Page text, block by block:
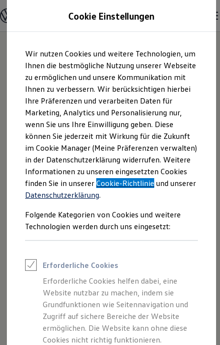
Hauptinhalt
springen
Footer
springen
Modelle und Konfigurator
Konfigurator
Modelle vergleichen
Elektroautos
ENERGY Sondermodelle
Nutzfahrzeuge
SUV und CUV
Familienautos
Kombis
Kompaktwagen
Sportwagen
Schnell verfügbare Fahrzeuge
Angebote und Produkte
Aktuelle Angebote
E-Auto-Förderung
Volkswagen Marktplatz
Die ENERGY Sondermodelle
Junge Gebrauchtwagen und Gebrauchtwagen
Volkswagen Zertifizierte Gebrauchtwagen
Elektromobilität bei Gebrauchtwagen
Saisonangebote
Reifenpakete
Leasing
Leasing-Angebote
Elektroauto Leasing
Kleinwagen-Leasing
Leasing ohne Anzahlung
Finanzierung
Autokredit mit Schlussrate
Versicherungen und Garantien
Kfz-Versicherung
Restschuldversicherungen
Garantien
24Modelle
Der Polo
Ab 20.380,00 € inkl. MwSt.
Cookie Einstellungen
Wir nutzen Cookies und weitere Technologien, um
Ihnen die bestmögliche Nutzung unserer Webseite
zu ermöglichen und unsere Kommunikation mit
Ihnen zu verbessern. Wir berücksichtigen hierbei
Ihre Präferenzen und verarbeiten Daten für
Marketing, Analytics und Personalisierung nur,
wenn Sie uns Ihre Einwilligung geben. Diese
können Sie jederzeit mit Wirkung für die Zukunft
im Cookie Manager (Meine Präferenzen verwalten)
in der Datenschutzerklärung widerrufen. Weitere
Informationen zu unseren eingesetzten Cookies
finden Sie in unsererCookie-Richtlinie und unserer
Datenschutzerklärung.
Folgende Kategorien von Cookies und weitere
Technologien werden durch uns eingesetzt:
Erforderliche Cookies
Erforderliche Cookies helfen dabei, eine
Website nutzbar zu machen, indem sie
Grundfunktionen wie Seitennavigation und
Zugriff auf sichere Bereiche der Website
ermöglichen. Die Website kann ohne diese
Cookies nicht richtig funktionieren.